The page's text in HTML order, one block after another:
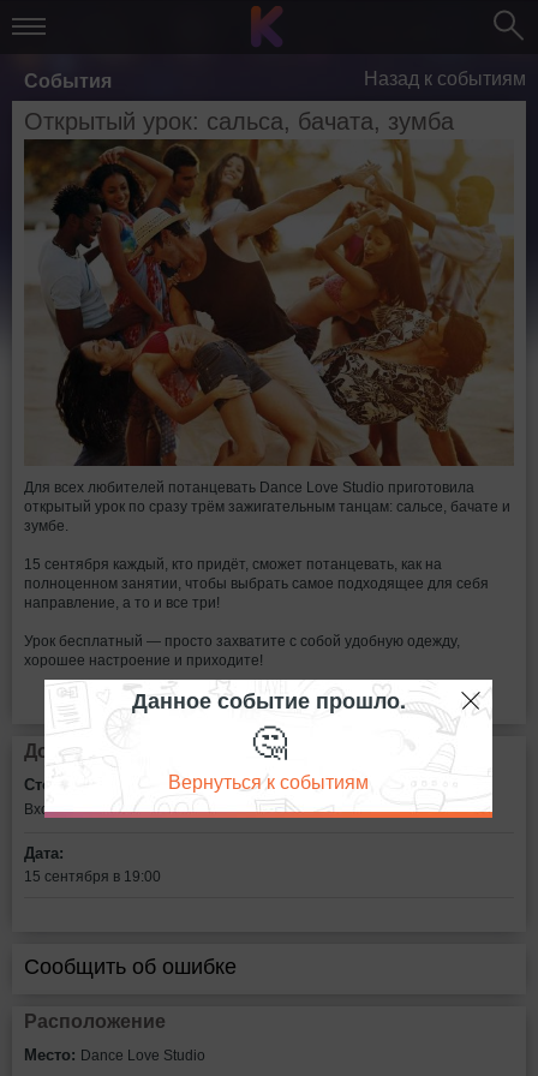
События Назад к событиям
Открытый урок: сальса, бачата, зумба
Для всех любителей потанцевать Dance Love Studio приготовила
открытый урок по сразу трём зажигательным танцам: сальсе, бачате и
зумбе.
15 сентября каждый, кто придёт, сможет потанцевать, как на
полноценном занятии, чтобы выбрать самое подходящее для себя
направление, а то и все три!
Урок бесплатный — просто захватите с собой удобную одежду,
хорошее настроение и приходите!
Дополнительная информация
Стоимость билетов:
Вход свободный
Дата:
15 сентября в 19:00
Сообщить об ошибке
Расположение
Место: Dance Love Studio
Данное событие прошло.
🤔
Вернуться к событиям